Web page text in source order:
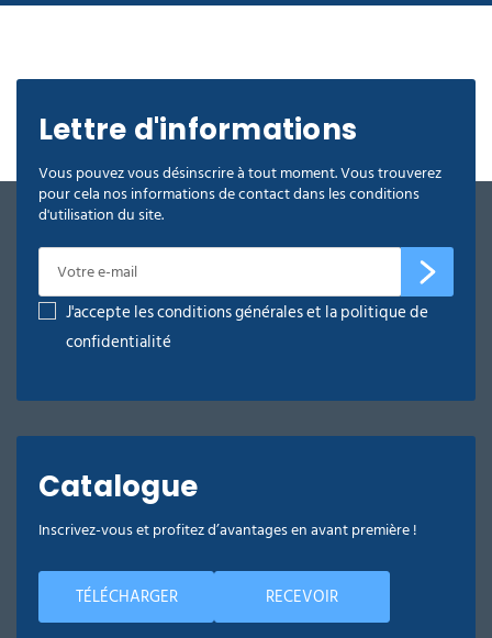
Lettre d'informations
Vous pouvez vous désinscrire à tout moment. Vous trouverez
pour cela nos informations de contact dans les conditions
d'utilisation du site.
J'accepte les conditions générales et la politique de
confidentialité
Catalogue
Inscrivez-vous et profitez d’avantages en avant première !
TÉLÉCHARGER RECEVOIR